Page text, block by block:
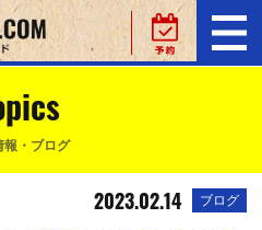
報・ブログ
2023.02.14 ブログ